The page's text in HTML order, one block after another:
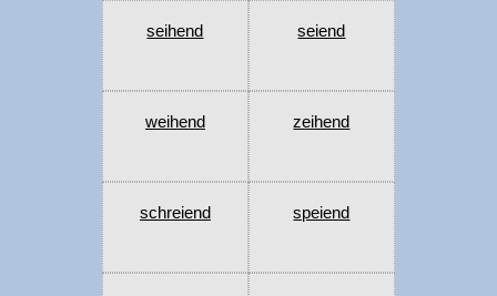
seihend seiend
weihend zeihend
schreiend speiend